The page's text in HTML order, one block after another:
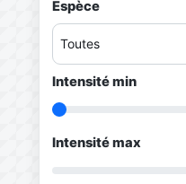
Espèce
Intensité min
Intensité max